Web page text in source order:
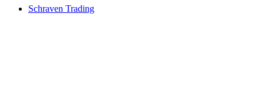
Schraven Trading